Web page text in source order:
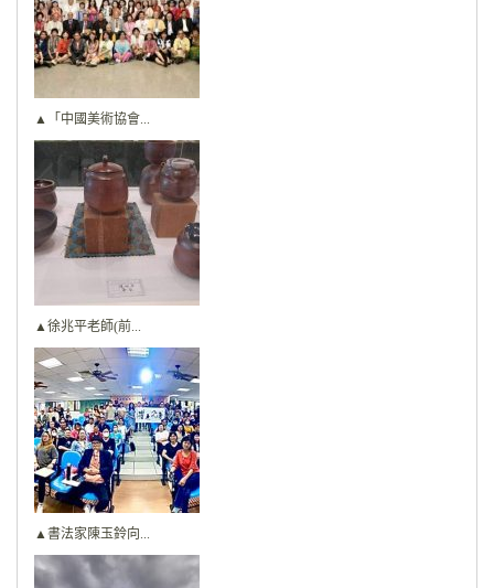
▲「中國美術協會...
▲徐兆平老師(前...
▲書法家陳玉鈴向...